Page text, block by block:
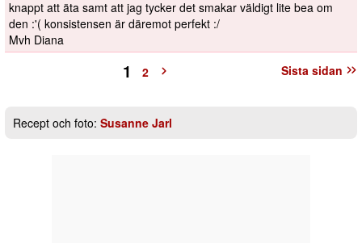
knappt att äta samt att jag tycker det smakar väldigt lite bea om
den :'( konsistensen är däremot perfekt :/
Mvh Diana
Sista sidan
1 2
Recept och foto: Susanne Jarl